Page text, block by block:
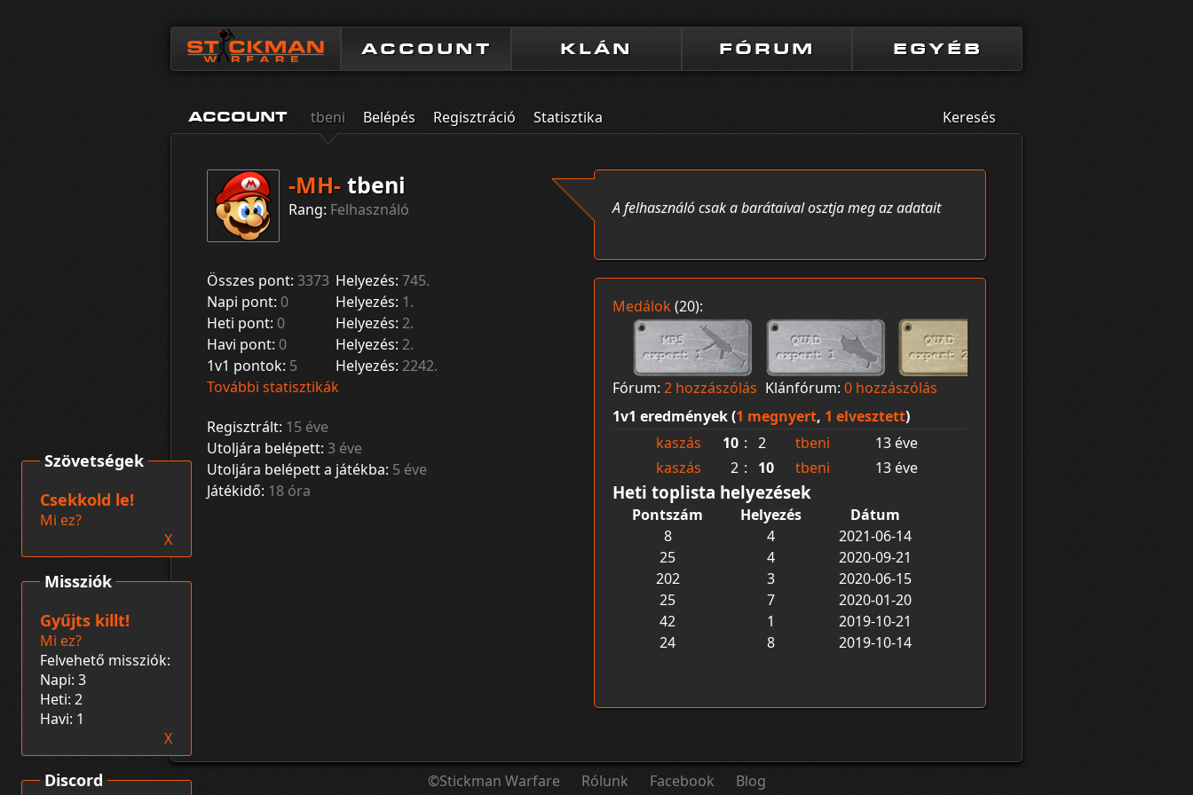
ACCOUNT KLÁN FÓRUM EGYÉB
ACCOUNT tbeni Belépés Regisztráció Statisztika Keresés
-MH- tbeni
Rang: Felhasználó
Összes pont: 3373 Helyezés: 745.
Napi pont: 0 Helyezés: 1.
Heti pont: 0 Helyezés: 2.
Havi pont: 0 Helyezés: 2.
1v1 pontok: 5 Helyezés: 2242.
További statisztikák
Regisztrált: 15 éve
Utoljára belépett: 3 éve
Utoljára belépett a játékba: 5 éve
Játékidő: 18 óra
A felhasználó csak a barátaival osztja meg az adatait
Medálok (20):
Fórum: 2 hozzászólás Klánfórum: 0 hozzászólás
1v1 eredmények (1 megnyert, 1 elvesztett)
kaszás
10 : 2 tbeni
13 éve
kaszás
2 : 10 tbeni 13 éve
Heti toplista helyezések
Pontszám Helyezés
Dátum
8
4
2021-06-14
25
4
2020-09-21
202
3
2020-06-15
25
7
2020-01-20
42
1
2019-10-21
24
8 2019-10-14
©Stickman Warfare Rólunk Facebook Blog
Discord
Missziók
Gyűjts killt!
Mi ez?
Felvehető missziók:
Napi: 3
Heti: 2
Havi: 1
X
Szövetségek
Csekkold le!
Mi ez?
X